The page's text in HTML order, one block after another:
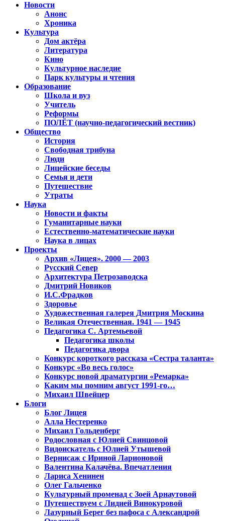
Новости
Анонс
Хроника
Культура
Дом актёра
Литература
Кино
Культурное наследие
Парк культуры и чтения
Образование
Школа и вуз
Учитель
Реформы
ПОЛЁТ (научно-педагогический вестник)
Общество
История
Свободная трибуна
Люди
Лицейские беседы
Семья и дети
Путешествие
Утраты
Наука
Новости и факты
Гуманитарные науки
Естественно-математические науки
Наука в лицах
Проекты
Архив «Лицея». 2000 — 2003
Русский Север
Архитектура Петрозаводска
Дмитрий Новиков
И.С.Фрадков
Здоровье
Художественная галерея Дмитрия Москина
Великая Отечественная. 1941 — 1945
Педагогика С. Артемьевой
Педагогика школы
Педагогика двора
Конкурс короткого рассказа «Сестра таланта»
Конкурс «Во весь голос»
Конкурс новой драматургии «Ремарка»
Каким мы помним август 1991-го…
Михаил Швейцер
Блоги
Блог Лицея
Алла Нестеренко
Михаил Гольденберг
Родословная с Юлией Свинцовой
Видоискатель с Юлией Утышевой
Вернисаж с Ириной Ларионовой
Валентина Калачёва. Впечатления
Лариса Хенинен
Олег Гальченко
Культурный променад с Зоей Арнаутовой
Путешествуем с Лидией Винокуровой
Лазурный Берег без пафоса с Александрой